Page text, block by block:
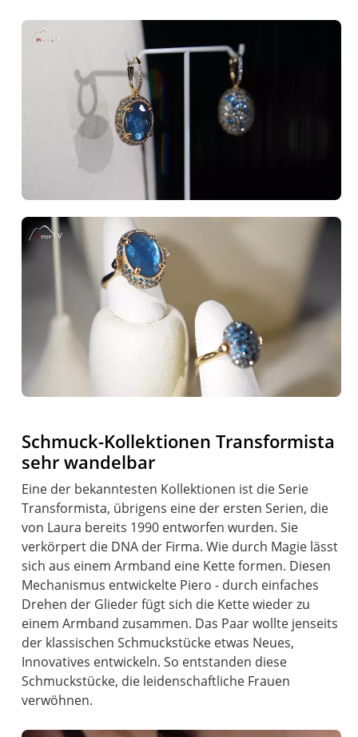
Schmuck-Kollektionen Transformista
sehr wandelbar
Eine der bekanntesten Kollektionen ist die Serie
Transformista, übrigens eine der ersten Serien, die
von Laura bereits 1990 entworfen wurden. Sie
verkörpert die DNA der Firma. Wie durch Magie lässt
sich aus einem Armband eine Kette formen. Diesen
Mechanismus entwickelte Piero - durch einfaches
Drehen der Glieder fügt sich die Kette wieder zu
einem Armband zusammen. Das Paar wollte jenseits
der klassischen Schmuckstücke etwas Neues,
Innovatives entwickeln. So entstanden diese
Schmuckstücke, die leidenschaftliche Frauen
verwöhnen.